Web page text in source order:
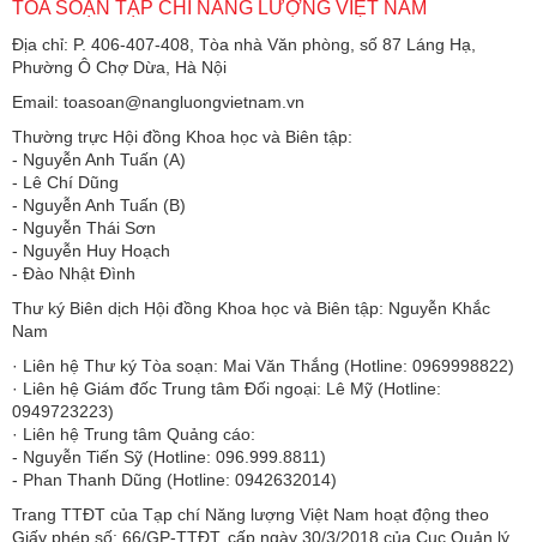
TÒA SOẠN TẠP CHÍ NĂNG LƯỢNG VIỆT NAM
Địa chỉ: P. 406-407-408, Tòa nhà Văn phòng, số 87 Láng Hạ,
Phường Ô Chợ Dừa, Hà Nội
Email: toasoan@nangluongvietnam.vn
Thường trực Hội đồng Khoa học và Biên tập:
​​​​​​- Nguyễn Anh Tuấn (A)
- Lê Chí Dũng
- Nguyễn Anh Tuấn (B)
- Nguyễn Thái Sơn
- Nguyễn Huy Hoạch
- Đào Nhật Đình
Thư ký Biên dịch Hội đồng Khoa học và Biên tập: Nguyễn Khắc
Nam
· Liên hệ Thư ký Tòa soạn: Mai Văn Thắng (Hotline: 0969998822)
· Liên hệ Giám đốc Trung tâm Đối ngoại: Lê Mỹ (Hotline:
0949723223)
· Liên hệ Trung tâm Quảng cáo:
- Nguyễn Tiến Sỹ (Hotline: 096.999.8811)
- Phan Thanh Dũng (Hotline: 0942632014)
Trang TTĐT của Tạp chí Năng lượng Việt Nam hoạt động theo
Giấy phép số: 66/GP-TTĐT, cấp ngày 30/3/2018 của Cục Quản lý